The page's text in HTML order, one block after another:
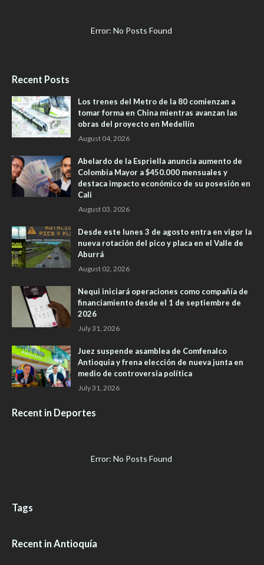
Error: No Posts Found
Recent Posts
Los trenes del Metro de la 80 comienzan a
tomar forma en China mientras avanzan las
obras del proyecto en Medellín
August 04, 2026
Abelardo de la Espriella anuncia aumento de
Colombia Mayor a $450.000 mensuales y
destaca impacto económico de su posesión en
Cali
August 03, 2026
Desde este lunes 3 de agosto entra en vigor la
nueva rotación del pico y placa en el Valle de
Aburrá
August 02, 2026
Nequi iniciará operaciones como compañía de
financiamiento desde el 1 de septiembre de
2026
July 31, 2026
Juez suspende asamblea de Comfenalco
Antioquia y frena elección de nueva junta en
medio de controversia política
July 31, 2026
Recent in Deportes
Error: No Posts Found
Tags
Recent in Antioquía